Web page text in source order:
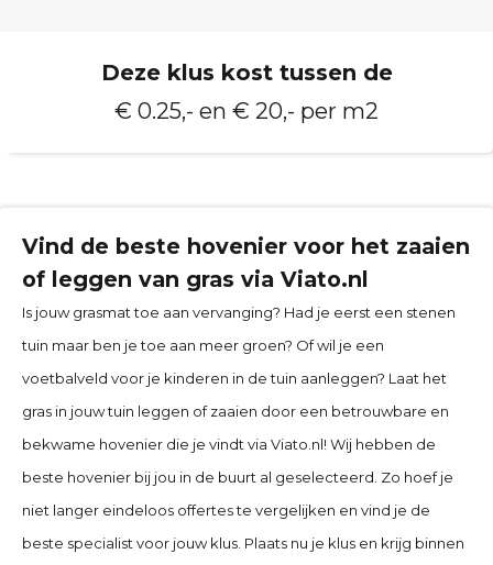
Deze klus kost tussen de
€ 0.25,- en € 20,- per m2
Vind de beste hovenier voor het zaaien
of leggen van gras via Viato.nl
Is jouw grasmat toe aan vervanging? Had je eerst een stenen
tuin maar ben je toe aan meer groen? Of wil je een
voetbalveld voor je kinderen in de tuin aanleggen? Laat het
gras in jouw tuin leggen of zaaien door een betrouwbare en
bekwame hovenier die je vindt via Viato.nl! Wij hebben de
beste hovenier bij jou in de buurt al geselecteerd. Zo hoef je
niet langer eindeloos offertes te vergelijken en vind je de
beste specialist voor jouw klus. Plaats nu je klus en krijg binnen